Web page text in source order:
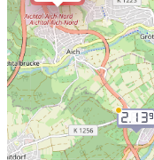
2.139